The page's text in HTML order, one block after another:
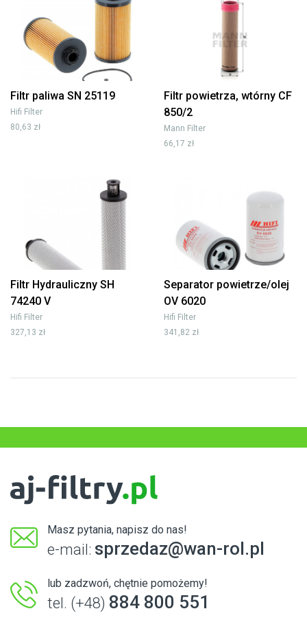
Filtr paliwa SN 25119
Hifi Filter
80,63 zł
Filtr powietrza, wtórny CF
850/2
Mann Filter
66,17 zł
Filtr Hydrauliczny SH
74240 V
Hifi Filter
327,13 zł
Separator powietrze/olej
OV 6020
Hifi Filter
341,82 zł
Masz pytania, napisz do nas!
e-mail: sprzedaz@wan-rol.pl
lub zadzwoń, chętnie pomożemy!
tel. (+48) 884 800 551